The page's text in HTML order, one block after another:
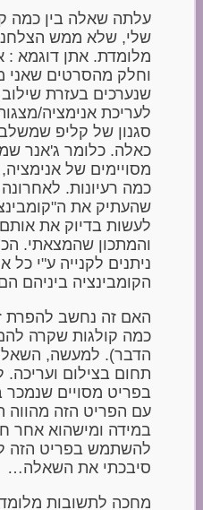
עלתה שאלה בין כמה
שלי, שלא ממש
מלומדת. אתן דוגמא :
וחלק מהסרטים שאני
שנערכים בעזרת
לעריכת אנימציה/
סגנון של קליפ
כאלה. כלומר ג'אנר
מסויימים של
כמה רעיונות.
שהעתיק את
לעשות בדיוק את
והמתכון שהמצאתי.
ניתנים לקנייה ע"י
הקומבינציה ביניהם
האם זה נחשב להפרת
כמה קולגות שקרה
הדבר). למעשה,
תחום בצילום
בפריט מסויים שנמכר
עם הפריט הזה מהווה
במידה ומישהוא אחר
להשתמש בפריט הזה
סיבכתי את השאלה…
מחכה לתשובות